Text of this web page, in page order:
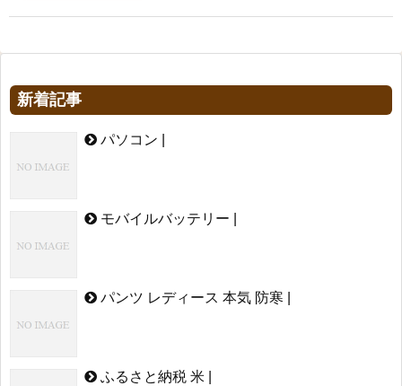
新着記事
パソコン |
モバイルバッテリー |
パンツ レディース 本気 防寒 |
ふるさと納税 米 |